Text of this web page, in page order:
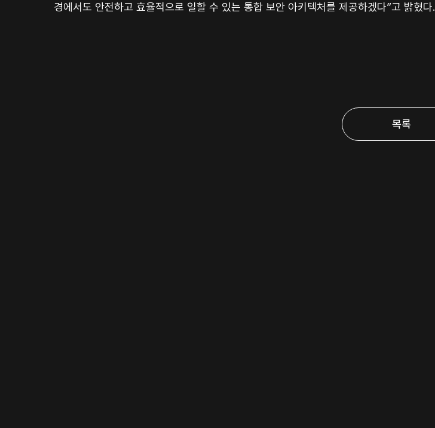
경에서도 안전하고 효율적으로 일할 수 있는 통합 보안 아키텍처를 제공하겠다”고 밝혔다.
목록